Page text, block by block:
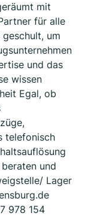
mit
für alle
um
und das
wissen
Egal, ob
telefonisch
und
Lager
978 154